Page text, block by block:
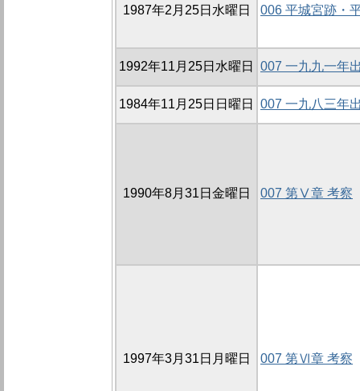
1987年2月25日水曜日 006 平城宮跡・
1992年11月25日水曜日 007 一九九一年
1984年11月25日日曜日 007 一九八三年
1990年8月31日金曜日 007 第Ⅴ章 考察
1997年3月31日月曜日 007 第Ⅵ章 考察